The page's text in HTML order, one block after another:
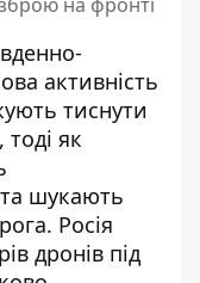
активність
тиснути
як
та шукають
Росія
дронів під